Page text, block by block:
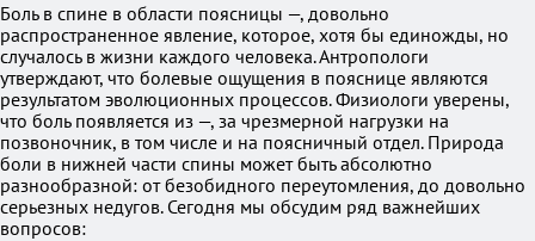
Боль в спине в области поясницы —, довольно
распространенное явление, которое, хотя бы единожды, но
случалось в жизни каждого человека. Антропологи
утверждают, что болевые ощущения в пояснице являются
результатом эволюционных процессов. Физиологи уверены,
что боль появляется из —, за чрезмерной нагрузки на
позвоночник, в том числе и на поясничный отдел. Природа
боли в нижней части спины может быть абсолютно
разнообразной: от безобидного переутомления, до довольно
серьезных недугов. Сегодня мы обсудим ряд важнейших
вопросов: